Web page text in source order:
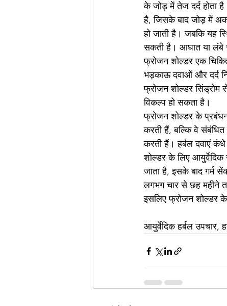
के जोड़ में तेज दर्द होता
है, जिसके बाद जोड़ में
हो जाती है। जबकि यह
सकती है। आघात या लंबे
फ्रोजन शोल्डर एक
भड़काऊ दवाओं और दर्द
फ्रोजन शोल्डर सिंड्रोम से
विकल्प हो सकता है।
फ्रोजन शोल्डर के
करती हैं, बल्कि वे
करती हैं। हर्बल दवाएं
शोल्डर के लिए
जाता है, इसके बाद गर्म
लगभग चार से छह महीने
इसलिए फ्रोजन शोल्डर
आयुर्वेदिक हर्बल उपचार,